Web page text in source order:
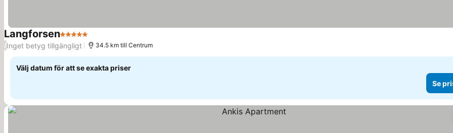
Langforsen5 StjärnorSe priser
/Inget betyg tillgängligt 34.5 km till Centrum
Välj datum för att se exakta priser
Se